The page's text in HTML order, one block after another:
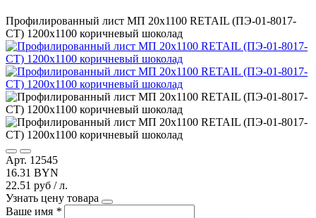
Профилированный лист МП 20х1100 RETAIL (ПЭ-01-8017-
СТ) 1200х1100 коричневый шоколад
Арт. 12545
16.31 BYN
22.51 руб / л.
Узнать цену товара
Ваше имя *